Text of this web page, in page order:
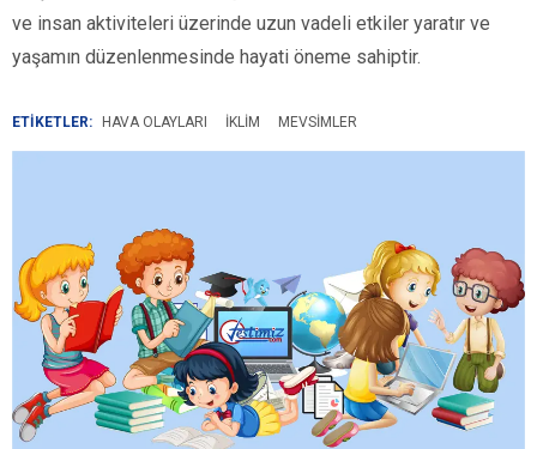
ve insan aktiviteleri üzerinde uzun vadeli etkiler yaratır ve
yaşamın düzenlenmesinde hayati öneme sahiptir.
ETİKETLER: HAVA OLAYLARI IKLIM MEVSIMLER